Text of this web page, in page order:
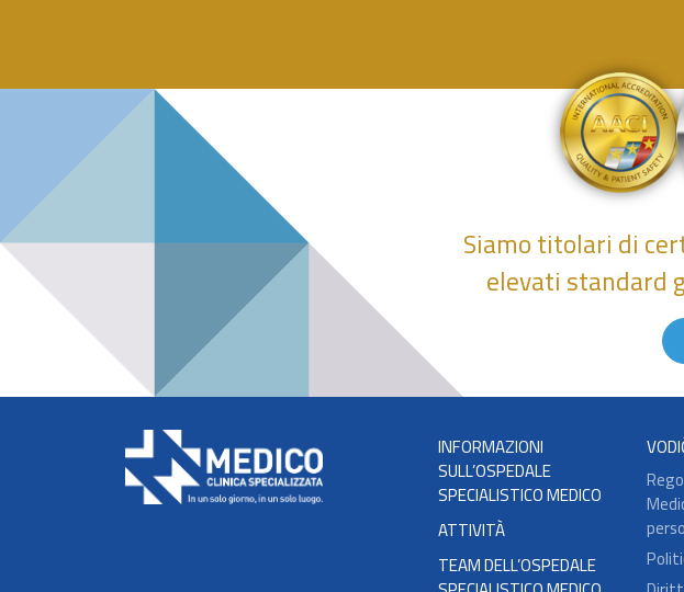
Siamo titolari di
elevati standard
INFORMAZIONI
SULL’OSPEDALE
SPECIALISTICO MEDICO
ATTIVITÀ
TEAM DELL’OSPEDALE